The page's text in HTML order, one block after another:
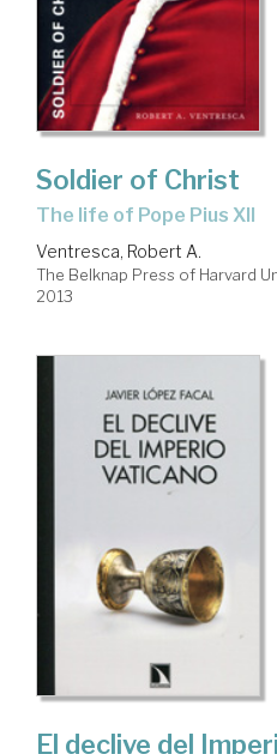
Soldier of Christ
the life of Pope Pius XII
Ventresca, Robert A.
The Belknap Press of Harvard
2013
El declive del